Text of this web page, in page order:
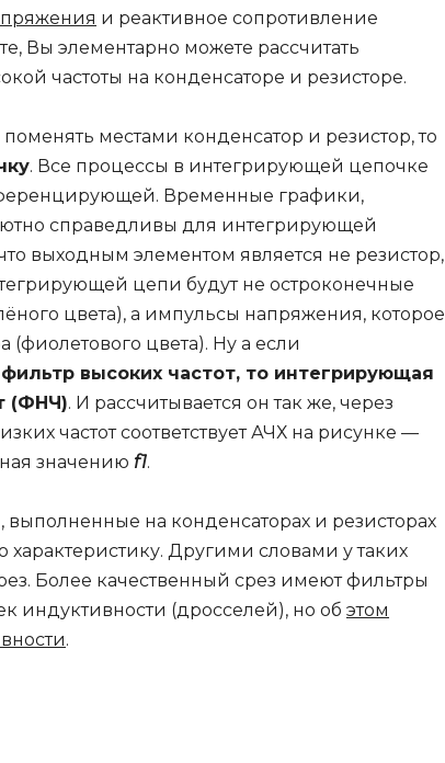
и реактивное сопротивление
Вы элементарно можете рассчитать
частоты на конденсаторе и резисторе.
местами конденсатор и резистор, то
. Все процессы в интегрирующей цепочке
Временные графики,
справедливы для интегрирующей
выходным элементом является не резистор,
цепи будут не остроконечные
цвета), а импульсы напряжения, которое
(фиолетового цвета). Ну а если
высоких частот, то интегрирующая
(ФНЧ). И рассчитывается он так же, через
частот соответствует АЧХ на рисунке —
значению f1.
выполненные на конденсаторах и резисторах
Другими словами у таких
Более качественный срез имеют фильтры
индуктивности (дросселей), но об этом
.